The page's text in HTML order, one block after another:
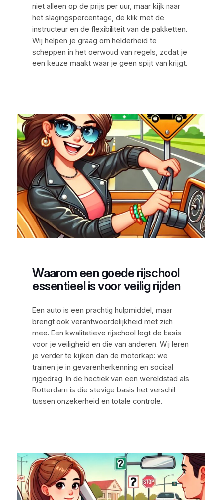
niet alleen op de prijs per uur, maar kijk naar
het slagingspercentage, de klik met de
instructeur en de flexibiliteit van de pakketten.
Wij helpen je graag om helderheid te
scheppen in het oerwoud van regels, zodat je
een keuze maakt waar je geen spijt van krijgt.
Waarom een goede rijschool
essentieel is voor veilig rijden
Een auto is een prachtig hulpmiddel, maar
brengt ook verantwoordelijkheid met zich
mee. Een kwalitatieve rijschool legt de basis
voor je veiligheid en die van anderen. Wij leren
je verder te kijken dan de motorkap: we
trainen je in gevarenherkenning en sociaal
rijgedrag. In de hectiek van een wereldstad als
Rotterdam is die stevige basis het verschil
tussen onzekerheid en totale controle.